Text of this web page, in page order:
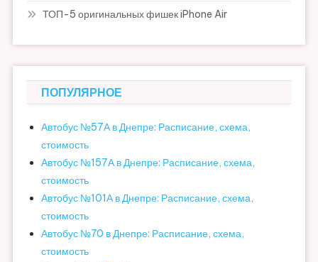
ТОП-5 оригинальных фишек iPhone Air
ПОПУЛЯРНОЕ
Автобус №57А в Днепре: Расписание, схема,
стоимость
Автобус №157А в Днепре: Расписание, схема,
стоимость
Автобус №101А в Днепре: Расписание, схема,
стоимость
Автобус №70 в Днепре: Расписание, схема,
стоимость